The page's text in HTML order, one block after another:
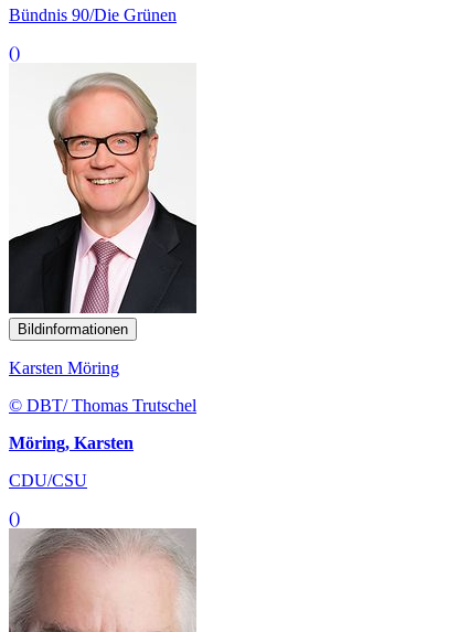
Bündnis 90/Die Grünen
()
Bildinformationen
Karsten Möring
© DBT/ Thomas Trutschel
Möring, Karsten
CDU/CSU
()